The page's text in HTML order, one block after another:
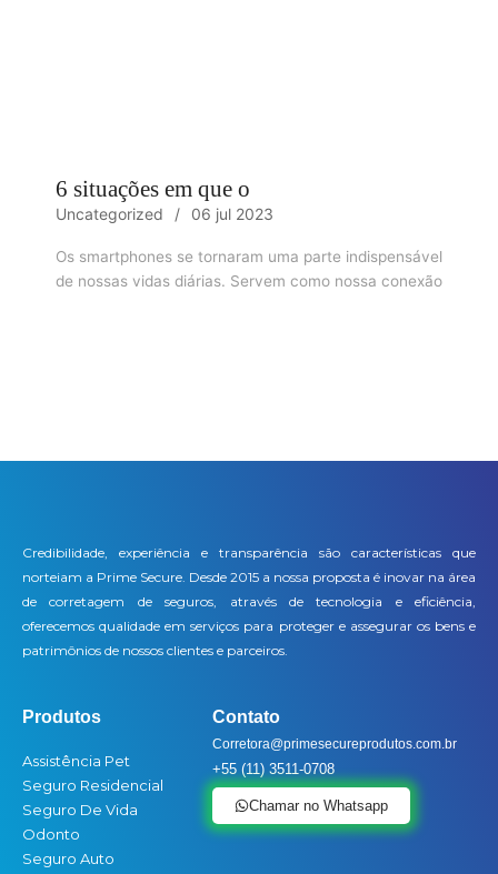
6 situações em que o
Uncategorized 06 jul 2023
Os smartphones se tornaram uma parte indispensável
de nossas vidas diárias. Servem como nossa conexão
Credibilidade, experiência e transparência são características que
norteiam a Prime Secure. Desde 2015 a nossa proposta é inovar na área
de corretagem de seguros, através de tecnologia e eficiência,
oferecemos qualidade em serviços para proteger e assegurar os bens e
patrimônios de nossos clientes e parceiros.
Produtos
Assistência Pet
Seguro Residencial
Seguro De Vida
Odonto
Seguro Auto
Contato
Corretora@primesecureprodutos.com.br
+55 (11) 3511-0708
Chamar no Whatsapp